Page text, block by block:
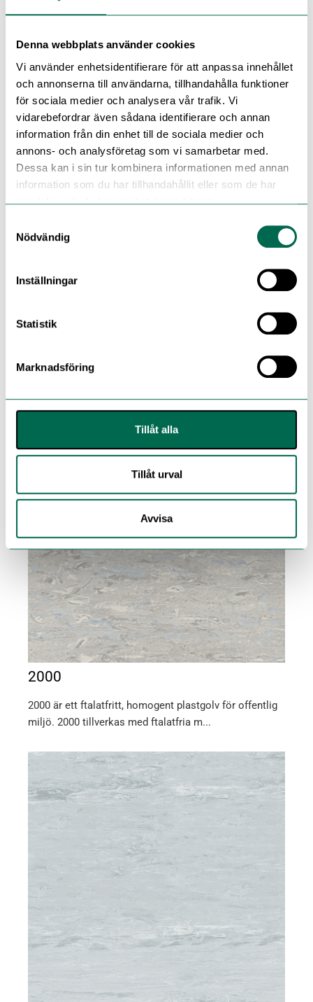
Denna webbplats använder cookies
Vi använder enhetsidentifierare för att anpassa innehållet
och annonserna till användarna, tillhandahålla funktioner
för sociala medier och analysera vår trafik. Vi
vidarebefordrar även sådana identifierare och annan
information från din enhet till de sociala medier och
annons- och analysföretag som vi samarbetar med.
Dessa kan i sin tur kombinera informationen med annan
information som du har tillhandahållit eller som de har
samlat in när du har använt deras tjänster.
Nödvändig
Inställningar
Statistik
Marknadsföring
Tillåt alla
Tillåt urval
Avvisa
Pearlazzo är en homogen vinylgolvkollektion med
Classic Mystique
Classic Mystique är ett homogent vinylgolv med ett
subtilt och tidlöst designuttryck. Golvet är u...
2000
2000 är ett ftalatfritt, homogent plastgolv för offentlig
miljö. 2000 tillverkas med ftalatfria m...